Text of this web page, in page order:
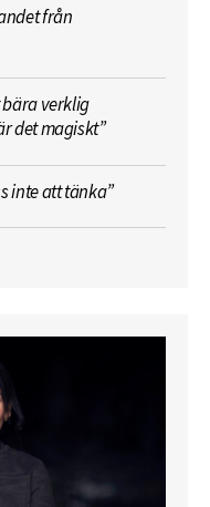
från
bära verklig
det magiskt”
inte att tänka”